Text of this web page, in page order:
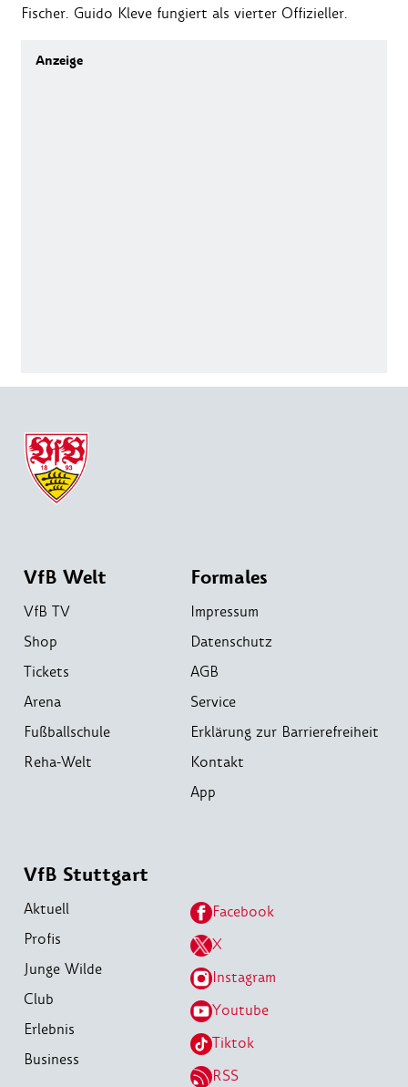
Fischer. Guido Kleve fungiert als vierter Offizieller.
VfB Welt
VfB TV
Shop
Tickets
Arena
Fußballschule
Reha-Welt
Formales
Impressum
Datenschutz
AGB
Service
Erklärung zur Barrierefreiheit
Kontakt
App
VfB Stuttgart
Aktuell
Profis
Junge Wilde
Club
Erlebnis
Business
Facebook
X
Instagram
Youtube
Tiktok
RSS